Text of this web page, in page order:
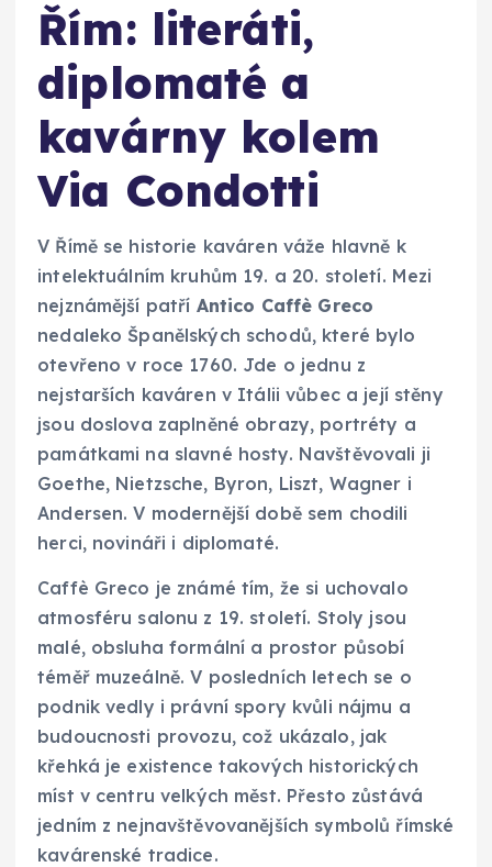
Řím: literáti,
diplomaté a
kavárny kolem
Via Condotti
V Římě se historie kaváren váže hlavně k
intelektuálním kruhům 19. a 20. století. Mezi
nejznámější patří Antico Caffè Greco
nedaleko Španělských schodů, které bylo
otevřeno v roce 1760. Jde o jednu z
nejstarších kaváren v Itálii vůbec a její stěny
jsou doslova zaplněné obrazy, portréty a
památkami na slavné hosty. Navštěvovali ji
Goethe, Nietzsche, Byron, Liszt, Wagner i
Andersen. V modernější době sem chodili
herci, novináři i diplomaté.
Caffè Greco je známé tím, že si uchovalo
atmosféru salonu z 19. století. Stoly jsou
malé, obsluha formální a prostor působí
téměř muzeálně. V posledních letech se o
podnik vedly i právní spory kvůli nájmu a
budoucnosti provozu, což ukázalo, jak
křehká je existence takových historických
míst v centru velkých měst. Přesto zůstává
jedním z nejnavštěvovanějších symbolů římské
kavárenské tradice.